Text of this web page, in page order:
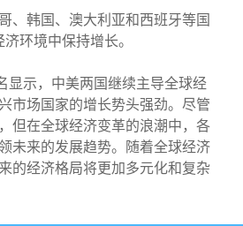
、韩国、澳大利亚和西班牙等国
环境中保持增长。
显示，中美两国继续主导全球经
市场国家的增长势头强劲。尽管
但在全球经济变革的浪潮中，各
未来的发展趋势。随着全球经济
的经济格局将更加多元化和复杂